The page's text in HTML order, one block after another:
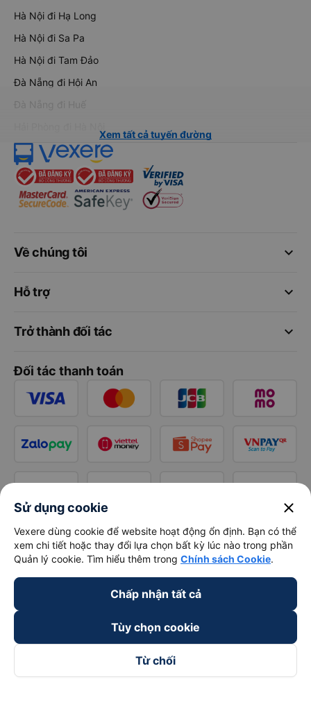
Hà Nội đi Hạ Long
Hà Nội đi Sa Pa
Hà Nội đi Tam Đảo
Đà Nẵng đi Hội An
Đà Nẵng đi Huế
Xem tất cả tuyến đường
keyboard_arrow_down
Về chúng tôi
keyboard_arrow_down
Hỗ trợ
keyboard_arrow_down
Trở thành đối tác
Đối tác thanh toán
Sử dụng cookie close
Vexere dùng cookie để website hoạt động ổn định. Bạn có thể
xem chi tiết hoặc thay đổi lựa chọn bất kỳ lúc nào trong phần
Quản lý cookie. Tìm hiểu thêm trong Chính sách Cookie.
Chấp nhận tất cả
Tùy chọn cookie
Từ chối